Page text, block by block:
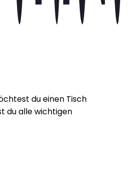
du einen Tisch
du alle wichtigen